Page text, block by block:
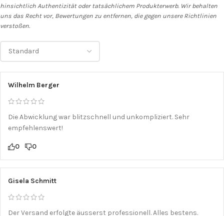
hinsichtlich Authentizität oder tatsächlichem Produkterwerb. Wir behalten
uns das Recht vor, Bewertungen zu entfernen, die gegen unsere Richtlinien
verstoßen.
Wilhelm Berger
Die Abwicklung war blitzschnell und unkompliziert. Sehr
empfehlenswert!
0 0
Gisela Schmitt
Der Versand erfolgte äusserst professionell. Alles bestens.